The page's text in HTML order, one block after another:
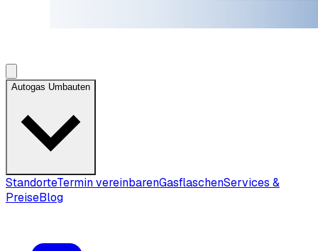
Autogas Umbauten
StandorteTermin vereinbarenGasflaschenServices &
PreiseBlog